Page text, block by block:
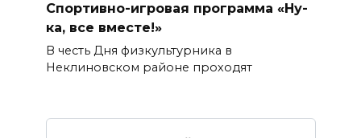
Спортивно-игровая программа «Ну-
ка, все вместе!»
В честь Дня физкультурника в
Неклиновском районе проходят